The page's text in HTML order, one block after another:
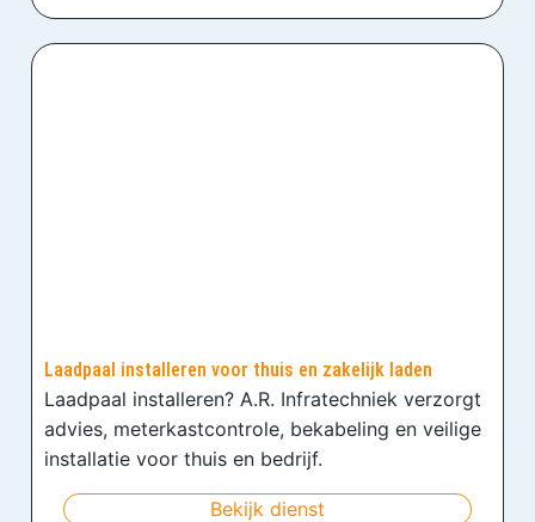
Laadpaal installeren voor thuis en zakelijk laden
Laadpaal installeren? A.R. Infratechniek verzorgt
advies, meterkastcontrole, bekabeling en veilige
installatie voor thuis en bedrijf.
Bekijk dienst